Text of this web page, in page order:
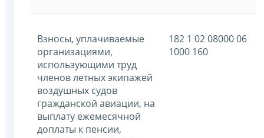
Взносы, уплачиваемые
организациями,
использующими труд
членов летных экипажей
воздушных судов
гражданской авиации, на
выплату ежемесячной
доплаты к пенсии,
182 1 02 08000 06
1000 160